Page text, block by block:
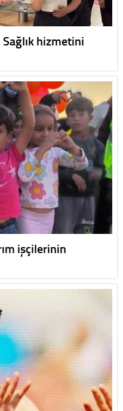
Sağlık hizmetini
işçilerinin